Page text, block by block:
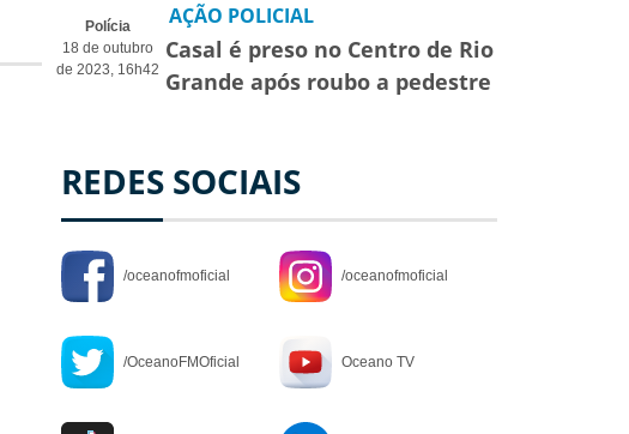
Polícia
18 de outubro
de 2023, 16h42
AÇÃO POLICIAL
Casal é preso no Centro de Rio
Grande após roubo a pedestre
REDES SOCIAIS
/oceanofmoficial /oceanofmoficial
/OceanoFMOficial Oceano TV